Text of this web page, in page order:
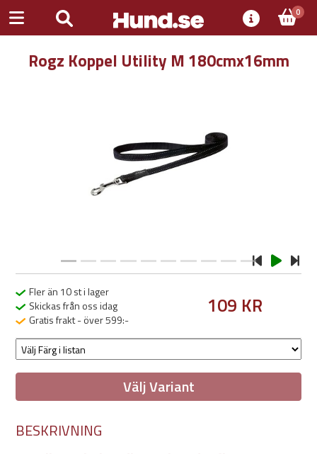
0
Rogz Koppel Utility M 180cmx16mm
Fler än 10 st i lager
Skickas från oss idag
Gratis frakt - över 599:-
109 KR
Välj Variant
BESKRIVNING